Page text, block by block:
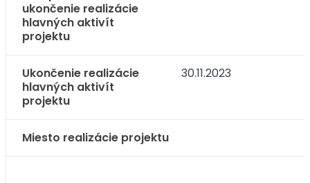
ukončenie realizácie
hlavných aktivít
projektu
Ukončenie realizácie
hlavných aktivít
projektu
30.11.2023
Miesto realizácie projektu